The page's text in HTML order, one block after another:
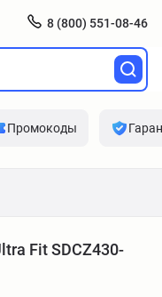
8 (800) 551-08-46
Промокоды
Fit SDCZ430-